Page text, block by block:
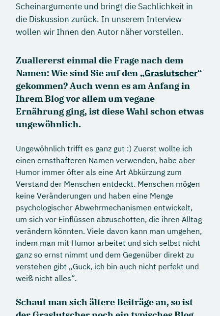
Scheinargumente und bringt die Sachlichkeit in
die Diskussion zurück. In unserem Interview
wollen wir Ihnen den Autor näher vorstellen.
Zuallererst einmal die Frage nach dem
Namen: Wie sind Sie auf den „Graslutscher“
gekommen? Auch wenn es am Anfang in
Ihrem Blog vor allem um vegane
Ernährung ging, ist diese Wahl schon etwas
ungewöhnlich.
Ungewöhnlich trifft es ganz gut :) Zuerst wollte ich
einen ernsthafteren Namen verwenden, habe aber
Humor immer öfter als eine Art Abkürzung zum
Verstand der Menschen entdeckt. Menschen mögen
keine Veränderungen und haben eine Menge
psychologischer Abwehrmechanismen entwickelt,
um sich vor Einflüssen abzuschotten, die ihren Alltag
verändern könnten. Viele davon kann man umgehen,
indem man mit Humor arbeitet und sich selbst nicht
ganz so ernst nimmt und dem Gegenüber direkt zu
verstehen gibt „Guck, ich bin auch nicht perfekt und
weiß nicht alles“.
Schaut man sich ältere Beiträge an, so ist